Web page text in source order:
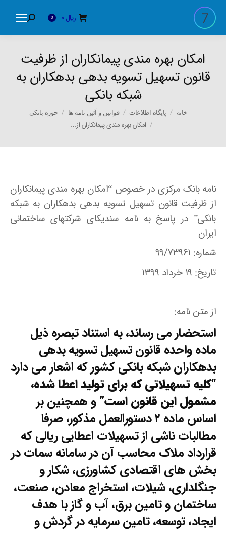
ریال 0
Search:
امکان بهره مندی پیمانکاران از ظرفیت
قانون تسهیل تسویه بدهی بدهکاران به
شبکه بانکی
You are here:
خانه پایگاه اطلاعات قوانین و آئین نامه ها حوزه بانکی
امکان بهره مندی پیمانکاران از…
نامه بانک مرکزی در خصوص “امکان بهره مندی پیمانکاران
از ظرفیت قانون تسهیل تسویه بدهی بدهکاران به شبکه
بانکی” در پاسخ به نامه سندیکای شرکتهای ساختمانی
ایران
شماره: ۹۹/۷۳۹۶۱
تاریخ: ۱۹ خرداد ۱۳۹۹
از متن نامه:
استحضار می رساند، به استناد تبصره ذیل
ماده واحده قانون تسهیل تسویه بدهی
بدهکاران شبکه بانکی کشور که اشعار می دارد
“کلیه تسهیلاتی که برای تولید اعطا شده،
مشمول این قانون است”و همچنین بر
اساس ماده ۲ دستورالعمل مذکور، صرفا
مطالبات ناشی از تسهیلات اعطایی ریالی که
قرارداد ملاک محاسب آن در سامانه سمات در
بخش های اقتصادی کشاورزی، شکار و
جنگلداری، شیلات، استخراج معادن، صنعت،
ساختمان و تامین برق، آب و گاز با هدف
ایجاد، توسعه، تامین سرمایه در گردش و